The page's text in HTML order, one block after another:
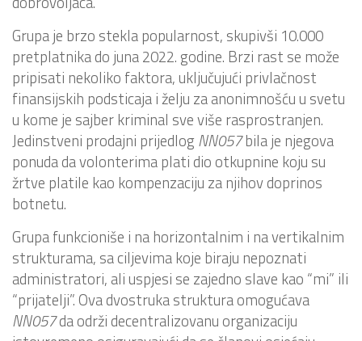
Grupa je brzo stekla popularnost, skupivši 10.000
pretplatnika do juna 2022. godine. Brzi rast se može
pripisati nekoliko faktora, uključujući privlačnost
finansijskih podsticaja i želju za anonimnošću u svetu
u kome je sajber kriminal sve više rasprostranjen.
Jedinstveni prodajni prijedlogNN057bila je njegova
ponuda da volonterima plati dio otkupnine koju su
žrtve platile kao kompenzaciju za njihov doprinos
botnetu.
Grupa funkcioniše i na horizontalnim i na vertikalnim
strukturama, sa ciljevima koje biraju nepoznati
administratori, ali uspjesi se zajedno slave kao “mi” ili
“prijatelji”. Ova dvostruka struktura omogućava
NN057da održi decentralizovanu organizaciju